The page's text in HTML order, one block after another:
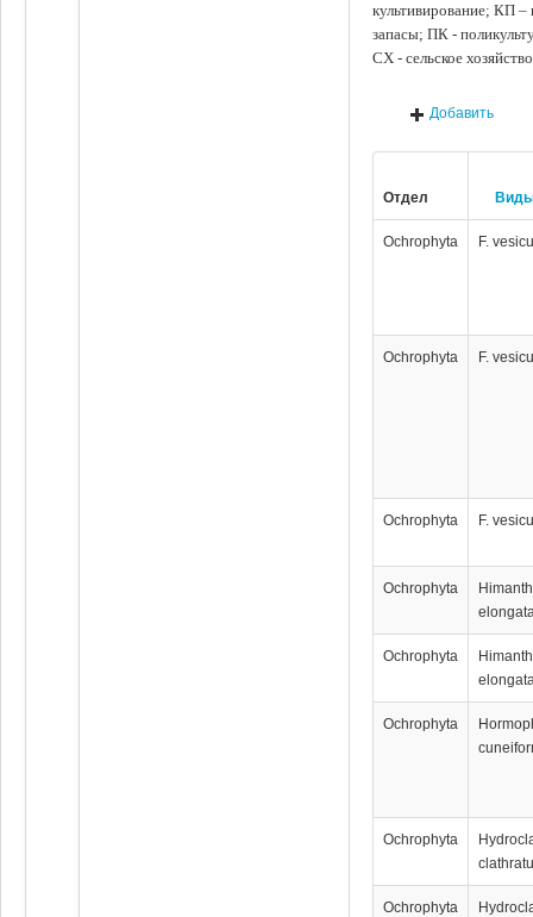
культивирование; КП
запасы; ПК -
СХ - сельское
Добавить
Отдел
Ochrophyta F.
Ochrophyta F.
Ochrophyta F.
Ochrophyta
Ochrophyta
Ochrophyta
Ochrophyta
Ochrophyta